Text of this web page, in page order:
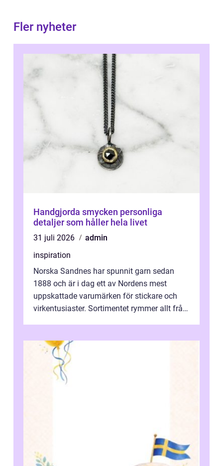
Fler nyheter
Handgjorda smycken personliga
detaljer som håller hela livet
31 juli 2026
admin
inspiration
Norska Sandnes har spunnit garn sedan
1888 och är i dag ett av Nordens mest
uppskattade varumärken för stickare och
virkentusiaster. Sortimentet rymmer allt från